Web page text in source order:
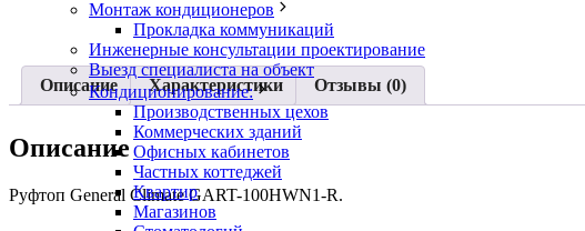
Монтаж кондиционеров
Прокладка коммуникаций
Инженерные консультации проектирование
Выезд специалиста на объект
Кондиционирование:
Производственных цехов
Коммерческих зданий
Офисных кабинетов
Частных коттеджей
Квартир
Магазинов
Описание Характеристики Отзывы (0)
Описание
Руфтоп General Climate GART-100HWN1-R.